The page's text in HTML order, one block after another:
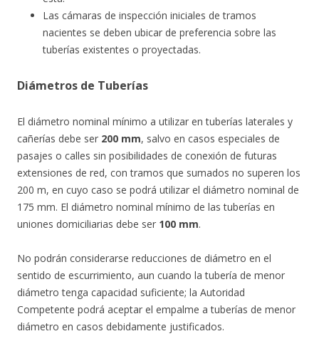
Las cámaras de inspección iniciales de tramos
nacientes se deben ubicar de preferencia sobre las
tuberías existentes o proyectadas.
Diámetros de Tuberías
El diámetro nominal mínimo a utilizar en tuberías laterales y
cañerías debe ser 200 mm, salvo en casos especiales de
pasajes o calles sin posibilidades de conexión de futuras
extensiones de red, con tramos que sumados no superen los
200 m, en cuyo caso se podrá utilizar el diámetro nominal de
175 mm. El diámetro nominal mínimo de las tuberías en
uniones domiciliarias debe ser 100 mm.
No podrán considerarse reducciones de diámetro en el
sentido de escurrimiento, aun cuando la tubería de menor
diámetro tenga capacidad suficiente; la Autoridad
Competente podrá aceptar el empalme a tuberías de menor
diámetro en casos debidamente justificados.